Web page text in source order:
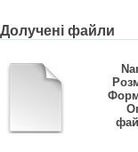
Долучені файли